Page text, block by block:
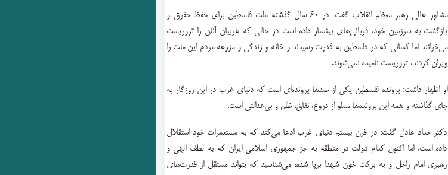
مشاور عالی رهبر معظم انقلاب گفت: در ۶۰ سال گذشته ملت فلسطین برای حفظ حقوق و
بازگشت به سرزمین خود، قربانی‌های بیشمار داده است در حالی که غربیان آنان را تروریست
می‌خوانند اما کسانی که در فلسطین به قدرت رسیدند و خانه و زندگی و مزرعه مردم این ملت را
ویران کردند، تروریست نامیده نمی‌شوند.
او اظهار داشت: پرونده فلسطین یکی از صد‌ها پرونده‌ای است که دنیای غرب در این روزگار به
جای گذاشته و همه این پرونده‌ها مملو از دروغ، نفاق، ظلم و بی‌عدالتی است.
دکتر حداد عادل گفت: در قرن بیستم دنیای غرب ادعا می‌کند که به مستعمرات خود استقلال
داده است، اما اکنون کدام دولت در منطقه به جز جمهوری اسلامی ایران که به لطف الهی و
رهبری امام راحل و به برکت خون شهدا برپا شده، می‌شناسید که بتواند مستقل از قدرت‌های